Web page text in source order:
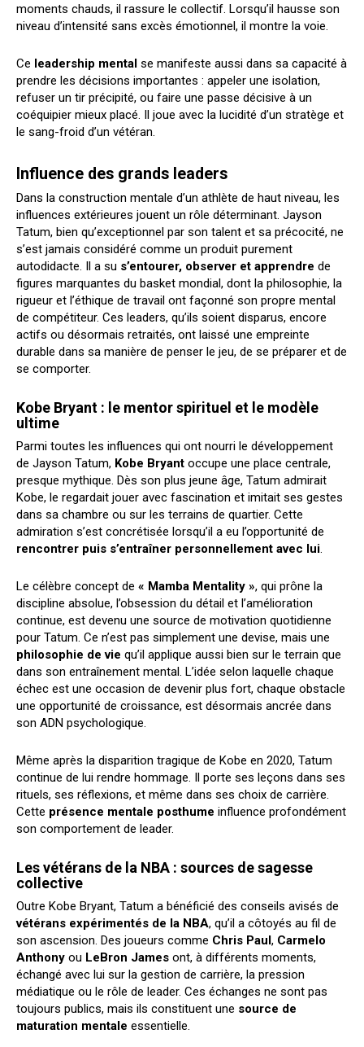
moments chauds, il rassure le collectif. Lorsqu’il hausse son
niveau d’intensité sans excès émotionnel, il montre la voie.
Ce leadership mental se manifeste aussi dans sa capacité à
prendre les décisions importantes : appeler une isolation,
refuser un tir précipité, ou faire une passe décisive à un
coéquipier mieux placé. Il joue avec la lucidité d’un stratège et
le sang-froid d’un vétéran.
Influence des grands leaders
Dans la construction mentale d’un athlète de haut niveau, les
influences extérieures jouent un rôle déterminant. Jayson
Tatum, bien qu’exceptionnel par son talent et sa précocité, ne
s’est jamais considéré comme un produit purement
autodidacte. Il a su s’entourer, observer et apprendre de
figures marquantes du basket mondial, dont la philosophie, la
rigueur et l’éthique de travail ont façonné son propre mental
de compétiteur. Ces leaders, qu’ils soient disparus, encore
actifs ou désormais retraités, ont laissé une empreinte
durable dans sa manière de penser le jeu, de se préparer et de
se comporter.
Kobe Bryant : le mentor spirituel et le modèle
ultime
Parmi toutes les influences qui ont nourri le développement
de Jayson Tatum, Kobe Bryant occupe une place centrale,
presque mythique. Dès son plus jeune âge, Tatum admirait
Kobe, le regardait jouer avec fascination et imitait ses gestes
dans sa chambre ou sur les terrains de quartier. Cette
admiration s’est concrétisée lorsqu’il a eu l’opportunité de
rencontrer puis s’entraîner personnellement avec lui.
Le célèbre concept de « Mamba Mentality », qui prône la
discipline absolue, l’obsession du détail et l’amélioration
continue, est devenu une source de motivation quotidienne
pour Tatum. Ce n’est pas simplement une devise, mais une
philosophie de vie qu’il applique aussi bien sur le terrain que
dans son entraînement mental. L’idée selon laquelle chaque
échec est une occasion de devenir plus fort, chaque obstacle
une opportunité de croissance, est désormais ancrée dans
son ADN psychologique.
Même après la disparition tragique de Kobe en 2020, Tatum
continue de lui rendre hommage. Il porte ses leçons dans ses
rituels, ses réflexions, et même dans ses choix de carrière.
Cette présence mentale posthume influence profondément
son comportement de leader.
Les vétérans de la NBA : sources de sagesse
collective
Outre Kobe Bryant, Tatum a bénéficié des conseils avisés de
vétérans expérimentés de la NBA, qu’il a côtoyés au fil de
son ascension. Des joueurs comme Chris Paul, Carmelo
Anthony ou LeBron James ont, à différents moments,
échangé avec lui sur la gestion de carrière, la pression
médiatique ou le rôle de leader. Ces échanges ne sont pas
toujours publics, mais ils constituent une source de
maturation mentale essentielle.